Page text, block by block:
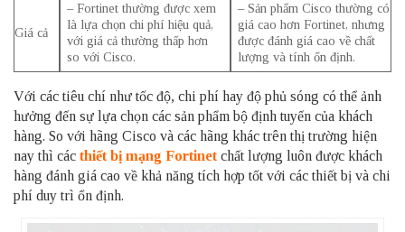
Giá cả
– Fortinet thường được xem
là lựa chọn chi phí hiệu quả,
với giá cả thường thấp hơn
so với Cisco.
– Sản phẩm Cisco thường có
giá cao hơn Fortinet, nhưng
được đánh giá cao về chất
lượng và tính ổn định.
Với các tiêu chí như tốc độ, chi phí hay độ phủ sóng có thể ảnh
hưởng đến sự lựa chọn các sản phẩm bộ định tuyến của khách
hàng. So với hãng Cisco và các hãng khác trên thị trường hiện
nay thì các thiết bị mạng Fortinet chất lượng luôn được khách
hàng đánh giá cao về khả năng tích hợp tốt với các thiết bị và chi
phí duy trì ổn định.